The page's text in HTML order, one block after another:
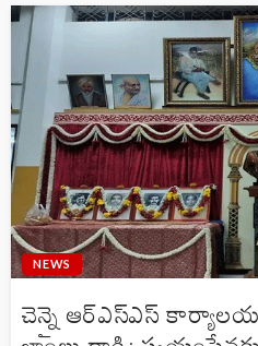
NEWS
చెన్నై ఆర్ఎస్ఎస్